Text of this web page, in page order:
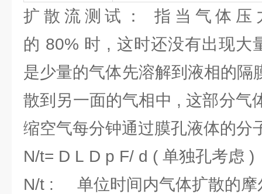
扩散流测试： 指当气体压
的 80% 时 , 这时还没有出现大
是少量的气体先溶解到液相的隔
散到另一面的气相中 , 这部分气
缩空气每分钟通过膜孔液体的分
N/t= D L D p F/ d ( 单独孔考虑 )
N/t : 单位时间内气体扩散的摩